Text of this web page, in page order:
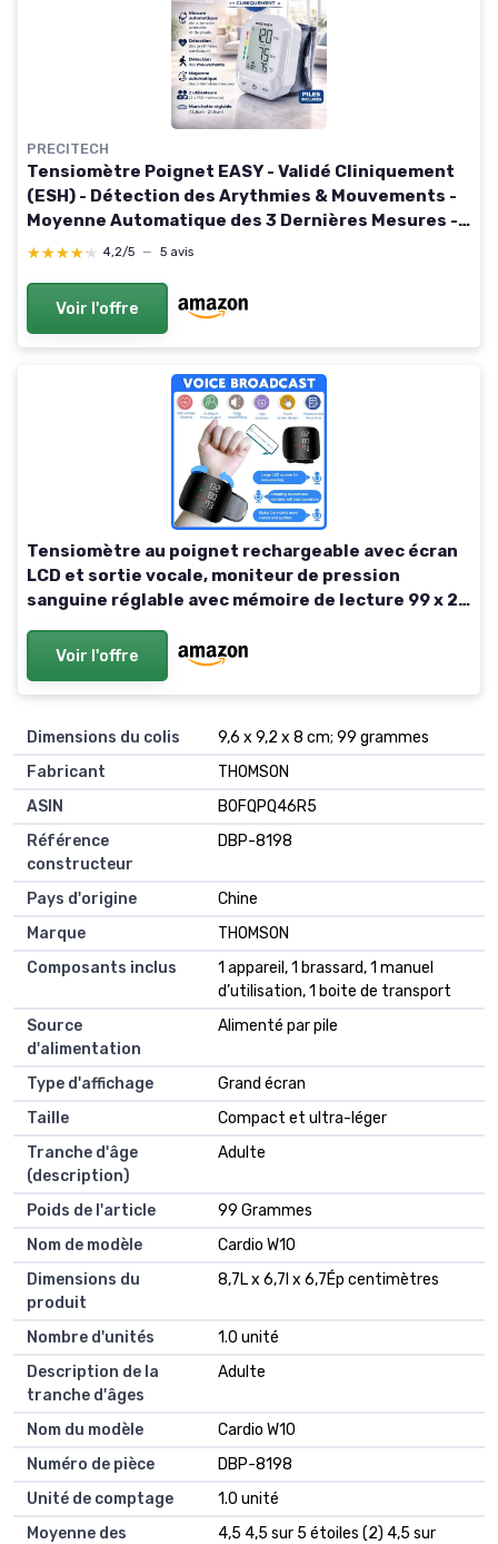
PRECITECH
Tensiomètre Poignet EASY - Validé Cliniquement
(ESH) - Détection des Arythmies & Mouvements -
Moyenne Automatique des 3 Dernières Mesures -
2 Utilisateurs - Manchette Réglable
★★★★★
★★★★★ 4,2/5 — 5 avis
Voir l'offre
Tensiomètre au poignet rechargeable avec écran
LCD et sortie vocale, moniteur de pression
sanguine réglable avec mémoire de lecture 99 x 2,
Voir l'offre
Dimensions du colis
9,6 x 9,2 x 8 cm; 99 grammes
Fabricant
THOMSON
ASIN
B0FQPQ46R5
Référence
constructeur
DBP-8198
Pays d'origine
Chine
Marque
THOMSON
Composants inclus
1 appareil, 1 brassard, 1 manuel
d’utilisation, 1 boite de transport
Source
d'alimentation
Alimenté par pile
Type d'affichage
Grand écran
Taille
Compact et ultra-léger
Tranche d'âge
(description)
Adulte
Poids de l'article
99 Grammes
Nom de modèle
Cardio W10
Dimensions du
produit
8,7L x 6,7l x 6,7Ép centimètres
Nombre d'unités
1.0 unité
Description de la
tranche d'âges
Adulte
Nom du modèle
Cardio W10
Numéro de pièce
DBP-8198
Unité de comptage
1.0 unité
Moyenne des
4,5 4,5 sur 5 étoiles (2) 4,5 sur